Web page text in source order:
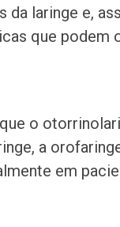
da laringe e,
que podem
o
a
em